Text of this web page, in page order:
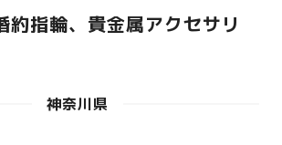
約指輪、貴金属アクセサリ
神奈川県